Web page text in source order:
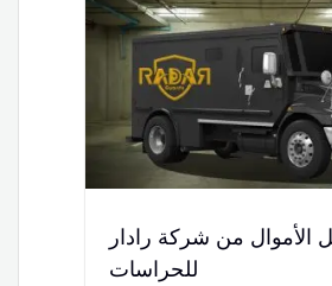
الأموال من شركة رادار
للحراسات